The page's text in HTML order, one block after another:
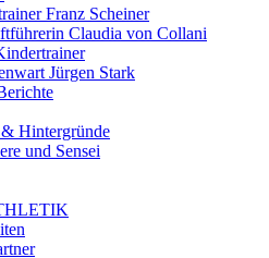
Franz Scheiner
Claudia von Collani
Jürgen Stark
Hintergründe
und Sensei